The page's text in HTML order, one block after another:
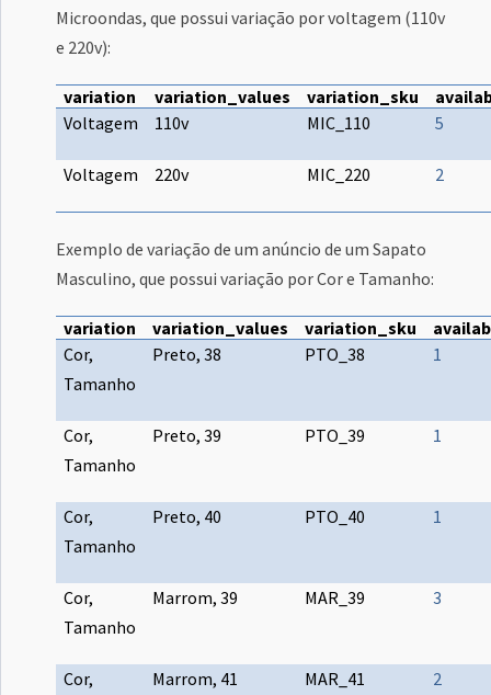
Microondas, que possui variação por voltagem (110v
e 220v):
variation variation_values variation_sku
Voltagem
110v MIC_110 5
Voltagem 220v MIC_220 2
Exemplo de variação de um anúncio de um Sapato
Masculino, que possui variação por Cor e Tamanho:
variation variation_values variation_sku
Cor,
Tamanho
Preto, 38 PTO_38 1
Cor,
Tamanho
Preto, 39 PTO_39 1
Cor,
Tamanho
Preto, 40 PTO_40 1
Cor,
Tamanho
Marrom, 39 MAR_39 3
Cor,
Marrom, 41 MAR_41 2